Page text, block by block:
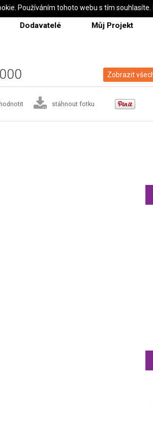
Dodavatelé Můj Projekt
Zobrazit
stáhnout fotku
Používáním tohoto webu s tím souhlasíte.